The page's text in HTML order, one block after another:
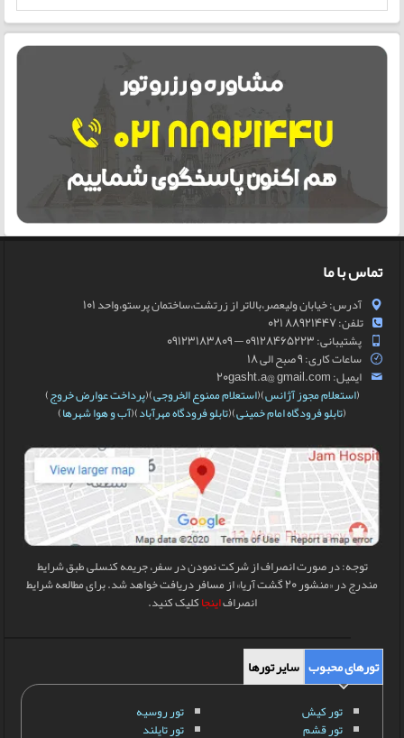
تماس با ما
آدرس: خیابان ولیعصر،بالاتر از زرتشت،ساختمان پرستو،واحد 101
تلفن: 88921447 021
پشتیبانی: 09128465223 — 09123183809
ساعات کاری: 9 صبح الی 18
ایمیل: 20gasht.a@ gmail.com
(استعلام مجوز آژانس)(استعلام ممنوع الخروجی)(پرداخت عوارض خروج)
(تابلو فرودگاه امام خمینی)(تابلو فرودگاه مهرآباد)(آب و هوا شهرها)
توجه: در صورت انصراف از شرکت نمودن در سفر، جریمه کنسلی طبق شرایط
مندرج در «منشور 20 گشت آریا» از مسافر دریافت خواهد شد. برای مطالعه شرایط
انصرافاینجاکلیک کنید.
تورهای محبوب سایر تورها
تور کیش
تور قشم
تور روسیه
تور تایلند